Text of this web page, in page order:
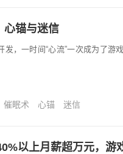
心锚与迷信
发，一时间“心流”一次成为了游
催眠术 心锚 迷信
以上月薪超万元，游